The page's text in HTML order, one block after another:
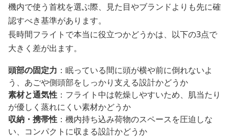
機内で使う首枕を選ぶ際、見た目やブランドよりも先に確
認すべき基準があります。
長時間フライトで本当に役立つかどうかは、以下の3点で
大きく差が出ます。
頭部の固定力 ：眠っている間に頭が横や前に倒れないよ
う、あごや側頭部をしっかり支える設計かどうか
素材と通気性 ：フライト中は乾燥しやすいため、肌当たり
が優しく蒸れにくい素材かどうか
収納・携帯性 ：機内持ち込み荷物のスペースを圧迫しな
い、コンパクトに収まる設計かどうか